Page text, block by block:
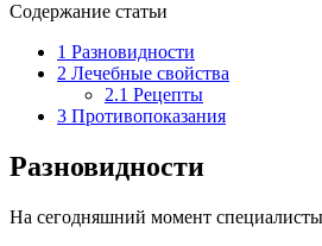
Содержание статьи
1 Разновидности
2 Лечебные свойства
2.1 Рецепты
3 Противопоказания
Разновидности
На сегодняшний момент